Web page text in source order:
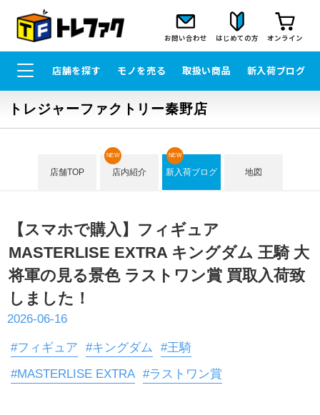
お問い合わせ はじめての方 オンライン
店舗を探す モノを売る 取扱い商品 新入荷ブログ
トレジャーファクトリー秦野店
店舗TOP 店内紹介
NEW
新入荷ブログ
NEW
地図
【スマホで購入】フィギュア
MASTERLISE EXTRA キングダム 王騎 大
将軍の見る景色 ラストワン賞 買取入荷致
しました！
2026-06-16
#フィギュア #キングダム
#王騎
#MASTERLISE EXTRA #ラストワン賞